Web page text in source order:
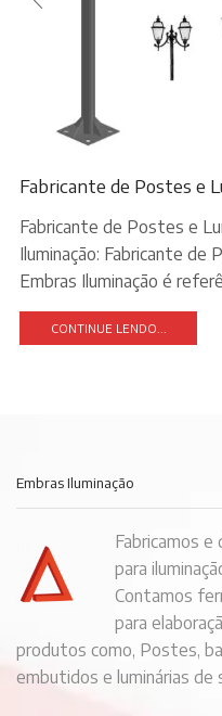
Fabricante de Postes e
Fabricante de Postes e
Iluminação: Fabricante de
Embras Iluminação é
CONTINUE LENDO...
Embras Iluminação
Fabricamos
para
Contamos
para
produtos como, Postes,
embutidos e luminárias de